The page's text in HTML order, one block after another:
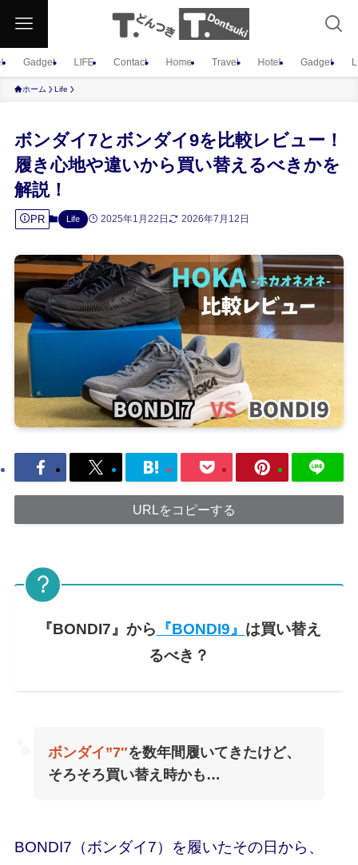
Gadget LIFE Contact Home Travel Hotel Gadget
ホーム Life
ボンダイ7とボンダイ9を比較レビュー！
履き心地や違いから買い替えるべきかを
解説！
PR Life 2025年1月22日 2026年7月12日
URLをコピーする
『BONDI7』 から 『BONDI9』 は買い替え
るべき？
ボンダイ”7″を数年間履いてきたけど、
そろそろ買い替え時かも…
BONDI7（ボンダイ7）を履いたその日から、